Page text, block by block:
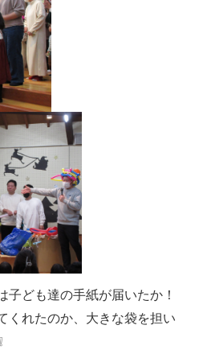
ども達の手紙が届いたか！
くれたのか、大きな袋を担い